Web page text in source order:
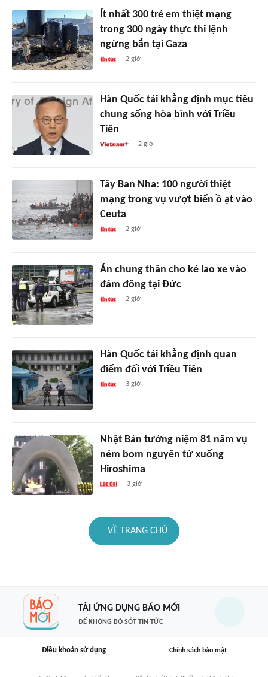
Ít nhất 300 trẻ em thiệt mạng
trong 300 ngày thực thi lệnh
ngừng bắn tại Gaza
2 giờ
Hàn Quốc tái khẳng định mục tiêu
chung sống hòa bình với Triều
Tiên
2 giờ
Tây Ban Nha: 100 người thiệt
mạng trong vụ vượt biển ồ ạt vào
Ceuta
2 giờ
Án chung thân cho kẻ lao xe vào
đám đông tại Đức
2 giờ
Hàn Quốc tái khẳng định quan
điểm đối với Triều Tiên
3 giờ
Nhật Bản tưởng niệm 81 năm vụ
ném bom nguyên tử xuống
Hiroshima
3 giờ
VỀ TRANG CHỦ
TẢI ỨNG DỤNG BÁO MỚI
ĐỂ KHÔNG BỎ SÓT TIN TỨC
Điều khoản sử dụng Chính sách bảo mật